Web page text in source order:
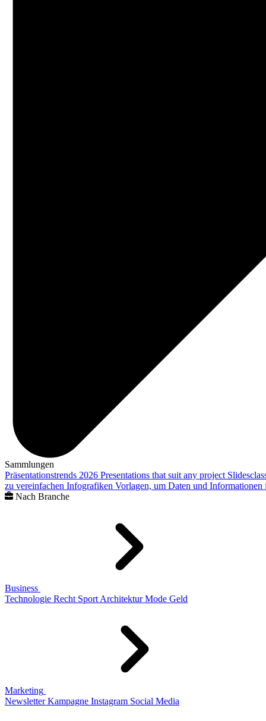
Sammlungen
Präsentationstrends 2026 Presentations that suit any project
zu vereinfachen Infografiken Vorlagen, um Daten und
Nach Branche
Business
Technologie Recht Sport Architektur Mode Geld
Marketing
Newsletter Kampagne Instagram Social Media